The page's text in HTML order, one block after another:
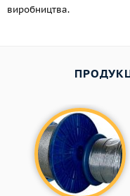
виробництва.